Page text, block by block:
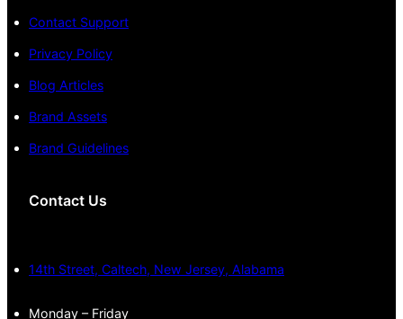
Contact Support
Privacy Policy
Blog Articles
Brand Assets
Brand Guidelines
Contact Us
14th Street, Caltech, New Jersey, Alabama
Monday – Friday